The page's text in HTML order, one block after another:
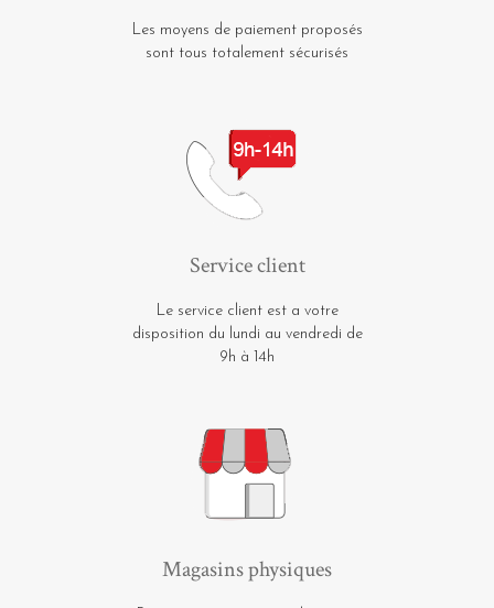
Les moyens de paiement proposés
sont tous totalement sécurisés
Service client
Le service client est a votre
disposition du lundi au vendredi de
9h à 14h
Magasins physiques